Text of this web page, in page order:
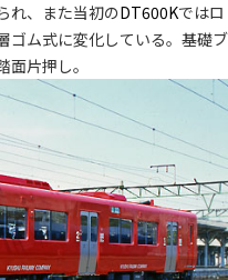
れ、また当初のDT600Kではロ
ゴム式に変化している。基礎ブ
片押し。